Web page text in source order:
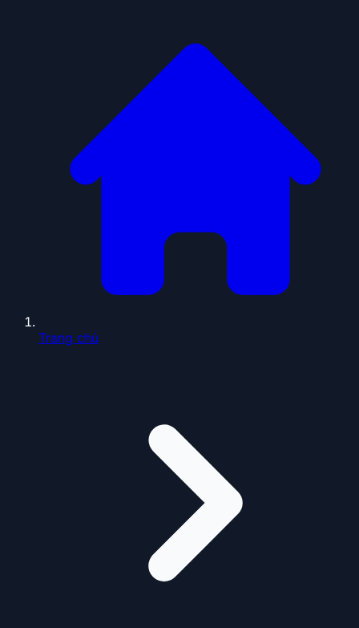
Trang chủ